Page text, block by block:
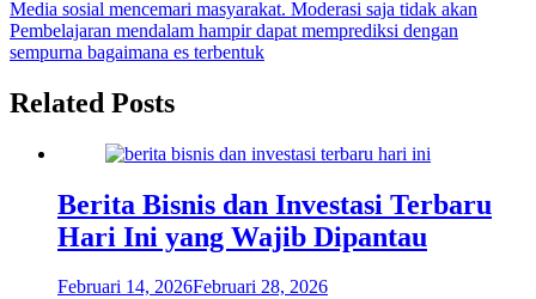
Navigasi
pos
Media sosial mencemari masyarakat. Moderasi saja tidak akan
Pembelajaran mendalam hampir dapat memprediksi dengan
sempurna bagaimana es terbentuk
Related Posts
Berita Bisnis dan Investasi Terbaru
Hari Ini yang Wajib Dipantau
Februari 14, 2026Februari 28, 2026